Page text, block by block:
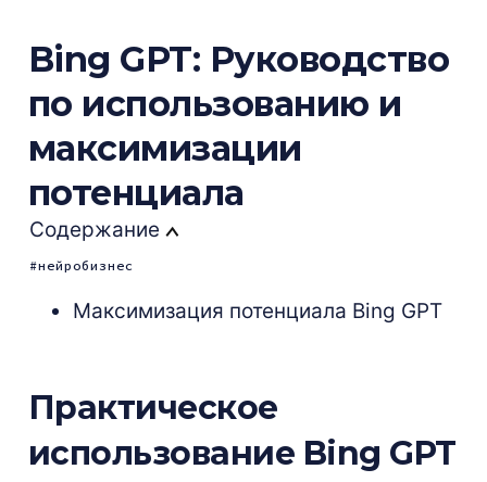
Bing GPT: Руководство
по использованию и
максимизации
потенциала
Содержание
нейробизнес
Максимизация потенциала Bing GPT
Практическое
использование Bing GPT